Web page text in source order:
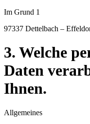
Im Grund 1
97337 Dettelbach –
3. Welche
Daten
Ihnen.
Allgemeines